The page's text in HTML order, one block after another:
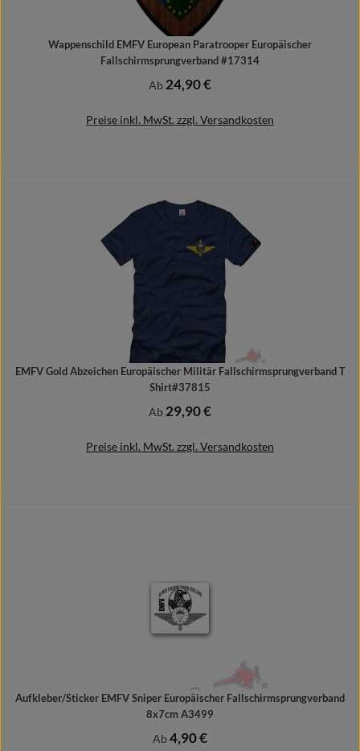
Wappenschild EMFV European Paratrooper Europäischer
Fallschirmsprungverband #17314
Regulärer Preis:
Ab 24,90 €
Preise inkl. MwSt. zzgl. Versandkosten
Details
EMFV Gold Abzeichen Europäischer Militär Fallschirmsprungverband T
Shirt#37815
Regulärer Preis:
Ab 29,90 €
Preise inkl. MwSt. zzgl. Versandkosten
Aufkleber/Sticker EMFV Sniper Europäischer Fallschirmsprungverband
8x7cm A3499
Regulärer Preis:
Ab4,90 €